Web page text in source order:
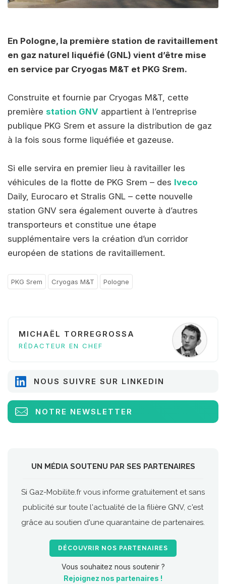
En Pologne, la première station de ravitaillement
en gaz naturel liquéfié (GNL) vient d’être mise
en service par Cryogas M&T et PKG Srem.
Construite et fournie par Cryogas M&T, cette
première station GNV appartient à l’entreprise
publique PKG Srem et assure la distribution de gaz
à la fois sous forme liquéfiée et gazeuse.
Si elle servira en premier lieu à ravitailler les
véhicules de la flotte de PKG Srem – des Iveco
Daily, Eurocaro et Stralis GNL – cette nouvelle
station GNV sera également ouverte à d’autres
transporteurs et constitue une étape
supplémentaire vers la création d’un corridor
européen de stations de ravitaillement.
PKG Srem Cryogas M&T Pologne
MICHAËL TORREGROSSA
RÉDACTEUR EN CHEF
NOUS SUIVRE SUR LINKEDIN
NOTRE NEWSLETTER
UN MÉDIA SOUTENU PAR SES PARTENAIRES
Si Gaz-Mobilite.fr vous informe gratuitement et sans
publicité sur toute l'actualité de la filière GNV, c'est
grâce au soutien d'une quarantaine de partenaires.
DÉCOUVRIR NOS PARTENAIRES
Vous souhaitez nous soutenir ?
Rejoignez nos partenaires !